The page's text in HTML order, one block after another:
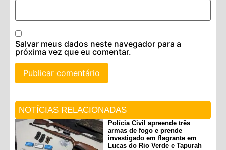
Salvar meus dados neste navegador para a
próxima vez que eu comentar.
NOTÍCIAS RELACIONADAS
Polícia Civil apreende três
armas de fogo e prende
investigado em flagrante em
Lucas do Rio Verde e Tapurah